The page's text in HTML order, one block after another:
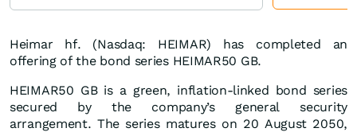
Heimar hf. (Nasdaq: HEIMAR) has completed an
offering of the bond series HEIMAR50 GB.
HEIMAR50 GB is a green, inflation-linked bond series
secured by the company’s general security
arrangement. The series matures on 20 August 2050,